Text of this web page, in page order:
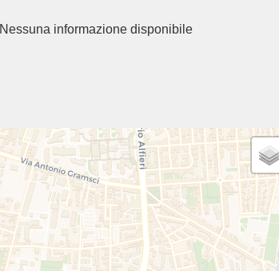
Nessuna informazione disponibile